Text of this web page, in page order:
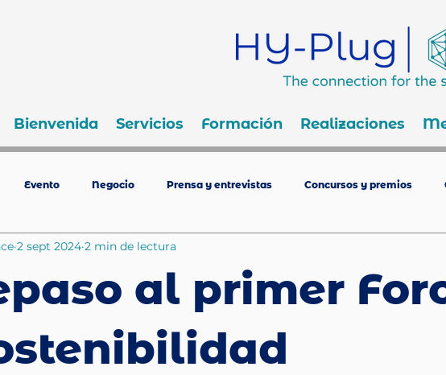
Bienvenida Servicios Formación Realizaciones
Evento Negocio Prensa y entrevistas Concursos y premios
al primer
2 sept 2024 2 min de lectura